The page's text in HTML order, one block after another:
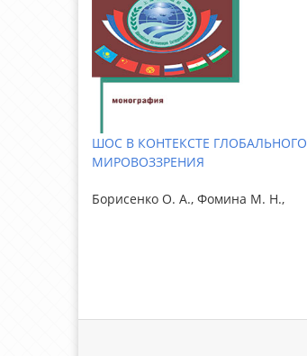
ШОС В КОНТЕКСТЕ ГЛОБАЛЬНОГО
МИРОВОЗЗРЕНИЯ
Борисенко О. А., Фомина М. Н.,